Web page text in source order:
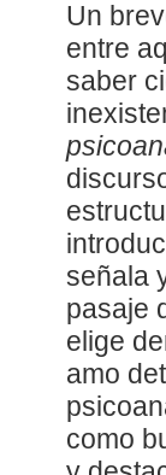
Un
entre
saber
señala
pasaje
elige
amo
como